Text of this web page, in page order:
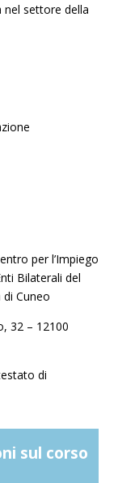
settore della
per l’Impiego
Bilaterali del
Cuneo
32 – 12100
di
sul corso